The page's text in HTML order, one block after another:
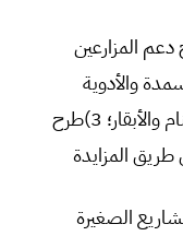
دعم المزارعين
والأدوية
والأعلاف؛ 2)تلقيح الأغنام والأبقار؛ 3)طرح
طريق المزايدة
الصغيرة